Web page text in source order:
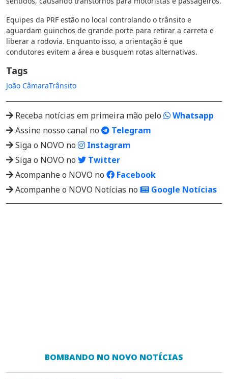
Equipes da PRF estão no local controlando o trânsito e
aguardam guinchos de grande porte para retirar a carreta e
liberar a rodovia. Enquanto isso, a orientação é que
condutores evitem a área e busquem rotas alternativas.
Tags
João CâmaraTrânsito
Receba notícias em primeira mão pelo
Whatsapp
Assine nosso canal no
Telegram
Siga o NOVO no
Instagram
Siga o NOVO no
Twitter
Acompanhe o NOVO no
Facebook
Acompanhe o NOVO Notícias no
Google Notícias
BOMBANDO NO NOVO NOTÍCIAS